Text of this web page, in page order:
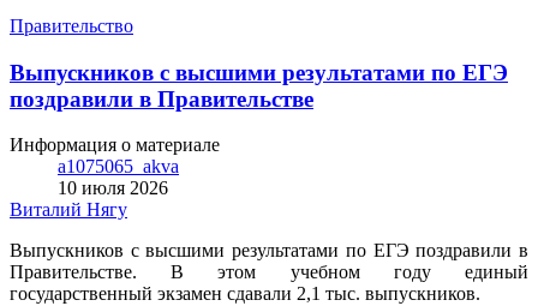
Правительство
Выпускников с высшими результатами по ЕГЭ
поздравили в Правительстве
Информация о материале
a1075065_akva
10 июля 2026
Виталий Нягу
Выпускников с высшими результатами по ЕГЭ поздравили в
Правительстве. В этом учебном году единый
государственный экзамен сдавали 2,1 тыс. выпускников.